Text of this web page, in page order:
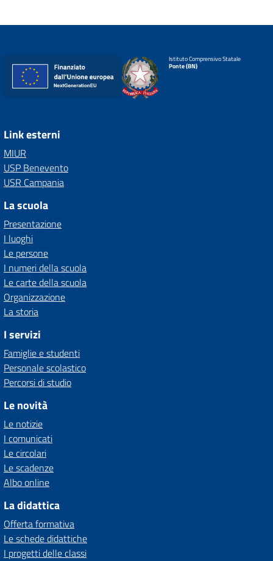
Istituto Comprensivo Statale
Ponte (BN)
Link esterni
MIUR
USP Benevento
USR Campania
La scuola
Presentazione
I luoghi
Le persone
I numeri della scuola
Le carte della scuola
Organizzazione
La storia
I servizi
Famiglie e studenti
Personale scolastico
Percorsi di studio
Le novità
Le notizie
I comunicati
Le circolari
Le scadenze
Albo online
La didattica
Offerta formativa
Le schede didattiche
I progetti delle classi